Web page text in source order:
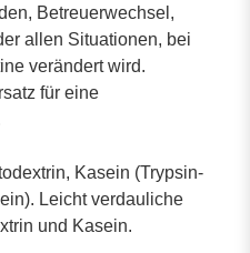
Betreuerwechsel,
allen Situationen, bei
verändert wird.
für eine
Kasein (Trypsin-
Leicht verdauliche
und Kasein.